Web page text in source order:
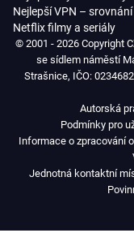
© 2001 - 2026 Copyright
se sídlem náměstí
Strašnice, IČO:
Autorská
Podmínky pro
Informace o zpracování
Jednotná kontaktní
Nejlepší VPN – srovnání
Netflix filmy a seriály